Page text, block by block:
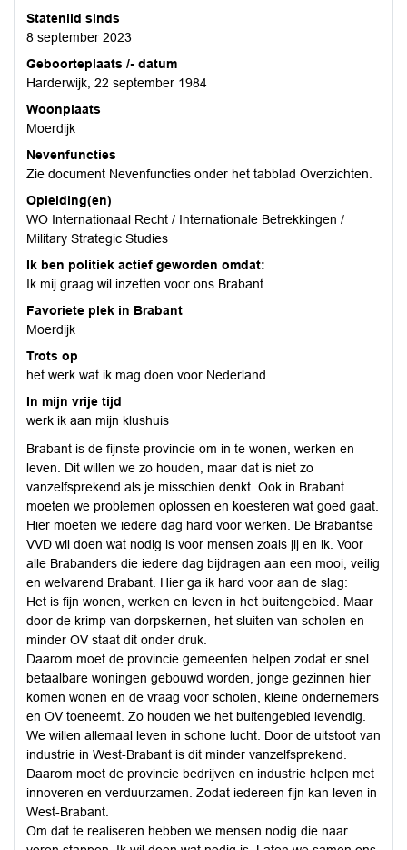
Statenlid sinds
8 september 2023
Geboorteplaats /- datum
Harderwijk, 22 september 1984
Woonplaats
Moerdijk
Nevenfuncties
Zie document Nevenfuncties onder het tabblad Overzichten.
Opleiding(en)
WO Internationaal Recht / Internationale Betrekkingen /
Military Strategic Studies
Ik ben politiek actief geworden omdat:
Ik mij graag wil inzetten voor ons Brabant.
Favoriete plek in Brabant
Moerdijk
Trots op
het werk wat ik mag doen voor Nederland
In mijn vrije tijd
werk ik aan mijn klushuis
Brabant is de fijnste provincie om in te wonen, werken en
leven. Dit willen we zo houden, maar dat is niet zo
vanzelfsprekend als je misschien denkt. Ook in Brabant
moeten we problemen oplossen en koesteren wat goed gaat.
Hier moeten we iedere dag hard voor werken. De Brabantse
VVD wil doen wat nodig is voor mensen zoals jij en ik. Voor
alle Brabanders die iedere dag bijdragen aan een mooi, veilig
en welvarend Brabant. Hier ga ik hard voor aan de slag:
Het is fijn wonen, werken en leven in het buitengebied. Maar
door de krimp van dorpskernen, het sluiten van scholen en
minder OV staat dit onder druk.
Daarom moet de provincie gemeenten helpen zodat er snel
betaalbare woningen gebouwd worden, jonge gezinnen hier
komen wonen en de vraag voor scholen, kleine ondernemers
en OV toeneemt. Zo houden we het buitengebied levendig.
We willen allemaal leven in schone lucht. Door de uitstoot van
industrie in West-Brabant is dit minder vanzelfsprekend.
Daarom moet de provincie bedrijven en industrie helpen met
innoveren en verduurzamen. Zodat iedereen fijn kan leven in
West-Brabant.
Om dat te realiseren hebben we mensen nodig die naar